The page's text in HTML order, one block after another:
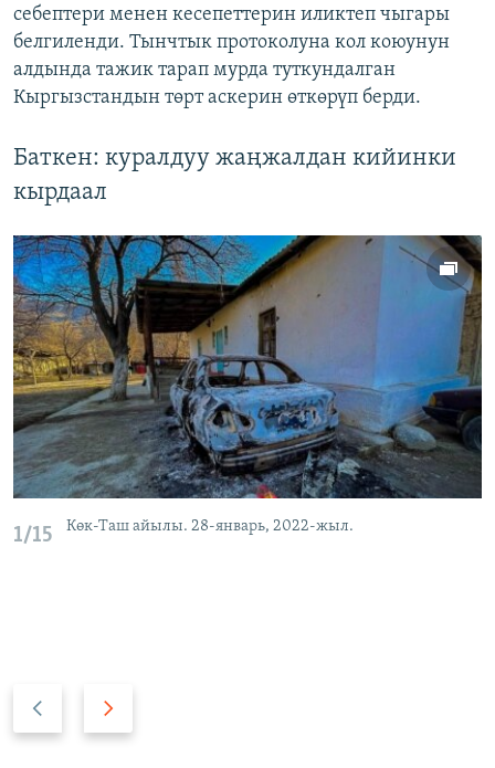
себептери менен кесепеттерин иликтеп чыгары
белгиленди. Тынчтык протоколуна кол коюунун
алдында тажик тарап мурда туткундалган
Кыргызстандын төрт аскерин өткөрүп берди.
Баткен: куралдуу жаңжалдан кийинки
кырдаал
1/15 Көк-Таш айылы. 28-январь, 2022-жыл.